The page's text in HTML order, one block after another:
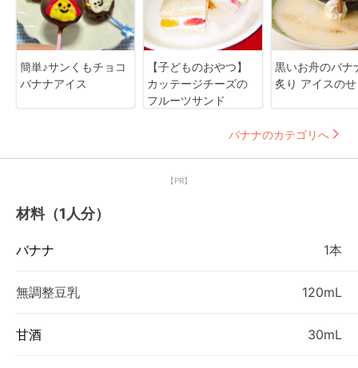
簡単♪サンくもチョコ
バナナアイス
【子どものおやつ】
カッテージチーズの
フルーツサンド
黒いお舟のバナ
炙り アイスのせ
バナナのカテゴリへ
【PR】
材料（1人分）
バナナ 1本
無調整豆乳 120mL
甘酒 30mL